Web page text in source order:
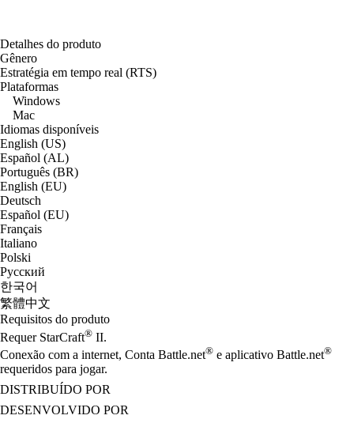
Detalhes do produto
Gênero
Estratégia em tempo real (RTS)
Plataformas
Windows
Mac
Idiomas disponíveis
English (US)
Español (AL)
Português (BR)
English (EU)
Deutsch
Español (EU)
Français
Italiano
Polski
Русский
한국어
繁體中文
Requisitos do produto
Requer StarCraft® II.
Conexão com a internet, Conta Battle.net® e aplicativo Battle.net®
requeridos para jogar.
DISTRIBUÍDO POR
DESENVOLVIDO POR